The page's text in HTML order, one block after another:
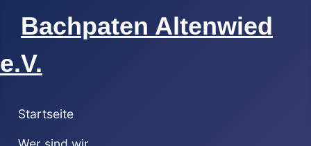
Bachpaten Altenwied
e.V.
Startseite